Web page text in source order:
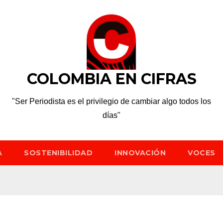
COLOMBIA EN CIFRAS
"Ser Periodista es el privilegio de cambiar algo todos los
días"
SOSTENIBILIDAD INNOVACIÓN VOCES